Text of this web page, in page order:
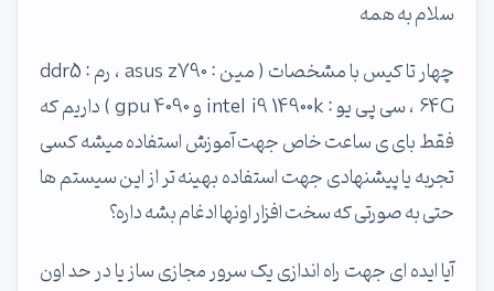
سلام به همه
چهار تا کیس با مشخصات ( مین : asus z790 ، رم : ddr5
64G ، سی پی یو : intel i9 14900k و gpu 4090 ) داریم که
فقط بای ی ساعت خاص جهت آموزش استفاده میشه کسی
تجربه یا پیشنهادی جهت استفاده بهینه تر از این سیستم ها
حتی به صورتی که سخت افزار اونها ادغام بشه داره؟
آیا ایده ای جهت راه اندازی یک سرور مجازی ساز یا در حد اون